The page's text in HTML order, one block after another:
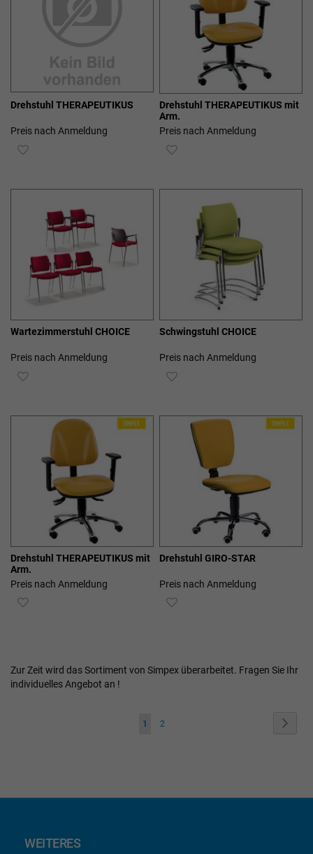
Drehstuhl THERAPEUTIKUS
Preis nach Anmeldung
ZUR
Drehstuhl THERAPEUTIKUS mit
Arm.
Preis nach Anmeldung
ZUR
Wartezimmerstuhl CHOICE
Preis nach Anmeldung
ZUR
HINZUFÜGEN
Schwingstuhl CHOICE
Preis nach Anmeldung
ZUR
HINZUFÜGEN
Drehstuhl THERAPEUTIKUS mit
Arm.
Preis nach Anmeldung
ZUR
Drehstuhl GIRO-STAR
Preis nach Anmeldung
ZUR
Zur Zeit wird das Sortiment von Simpex überarbeitet. Fragen Sie Ihr
individuelles Angebot an !
Seite
Sie
1 Seite
2
WEITERES